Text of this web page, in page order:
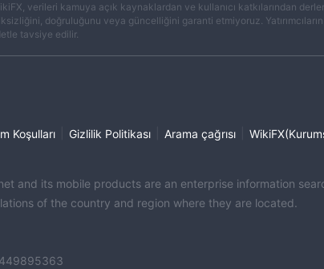
verileri kamuya açık kaynaklardan ve kullanıcı katkılarından
doğruluğunu veya güncelliğini garanti etmiyoruz.
tavsiye edilir.
Koşulları Gizlilik Politikası Arama çağrısı
and its mobile products are an enterprise information
of the country and region where they are located.